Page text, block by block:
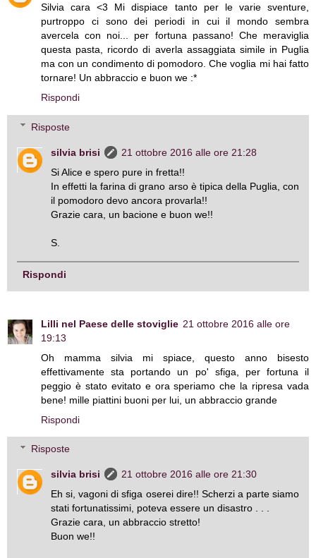
Silvia cara <3 Mi dispiace tanto per le varie sventure,
purtroppo ci sono dei periodi in cui il mondo sembra
avercela con noi... per fortuna passano! Che meraviglia
questa pasta, ricordo di averla assaggiata simile in Puglia
ma con un condimento di pomodoro. Che voglia mi hai fatto
tornare! Un abbraccio e buon we :*
Rispondi
Risposte
silvia brisi
21 ottobre 2016 alle ore 21:28
Si Alice e spero pure in fretta!!
In effetti la farina di grano arso è tipica della Puglia, con
il pomodoro devo ancora provarla!!
Grazie cara, un bacione e buon we!!
S.
Rispondi
Lilli nel Paese delle stoviglie 21 ottobre 2016 alle ore
19:13
Oh mamma silvia mi spiace, questo anno bisesto
effettivamente sta portando un po' sfiga, per fortuna il
peggio è stato evitato e ora speriamo che la ripresa vada
bene! mille piattini buoni per lui, un abbraccio grande
Rispondi
Risposte
silvia brisi
21 ottobre 2016 alle ore 21:30
Eh si, vagoni di sfiga oserei dire!! Scherzi a parte siamo
stati fortunatissimi, poteva essere un disastro . . .
Grazie cara, un abbraccio stretto!
Buon we!!